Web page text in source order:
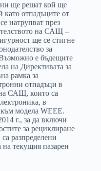
ще решат кой ще
като отпадъците от
натрупват през
на САЩ –
ще се стигне
за
е бъдещите
на Директивата за
рамка за
отпадъци в
САЩ, които са
в
модела WEEE.
г., за да включи
за рециклиране
разпределени
текущия пазарен